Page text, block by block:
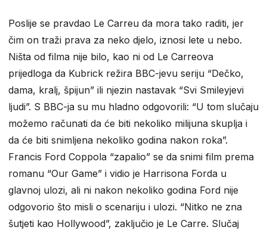
Poslije se pravdao Le Carreu da mora tako raditi, jer
čim on traži prava za neko djelo, iznosi lete u nebo.
Ništa od filma nije bilo, kao ni od Le Carreova
prijedloga da Kubrick režira BBC-jevu seriju “Dečko,
dama, kralj, špijun” ili njezin nastavak “Svi Smileyjevi
ljudi”. S BBC-ja su mu hladno odgovorili: “U tom slučaju
možemo računati da će biti nekoliko milijuna skuplja i
da će biti snimljena nekoliko godina nakon roka”.
Francis Ford Coppola “zapalio” se da snimi film prema
romanu “Our Game” i vidio je Harrisona Forda u
glavnoj ulozi, ali ni nakon nekoliko godina Ford nije
odgovorio što misli o scenariju i ulozi. “Nitko ne zna
šutjeti kao Hollywood”, zaključio je Le Carre. Slučaj